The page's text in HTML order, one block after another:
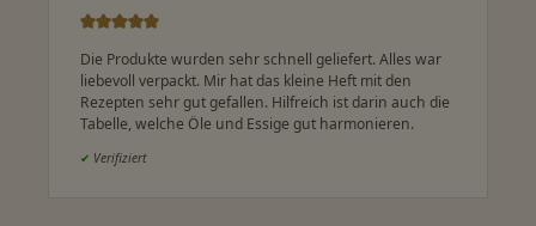
Die Produkte wurden sehr schnell geliefert. Alles war
liebevoll verpackt. Mir hat das kleine Heft mit den
Rezepten sehr gut gefallen. Hilfreich ist darin auch die
Tabelle, welche Öle und Essige gut harmonieren.
✔ Verifiziert